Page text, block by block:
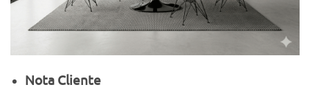
Nota Cliente